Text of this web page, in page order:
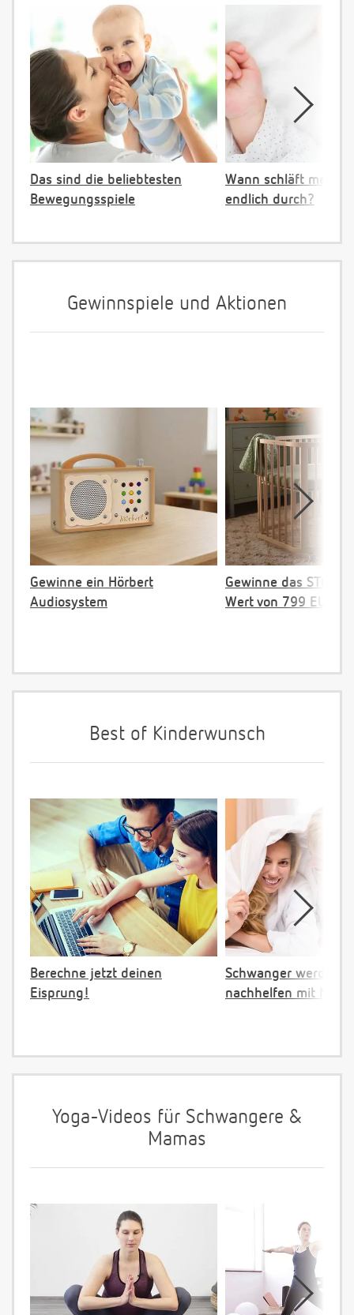
Das sind die beliebtesten
Bewegungsspiele
Wann schläft mein
endlich durch?
Gewinnspiele und Aktionen
Gewinne ein Hörbert
Audiosystem
Gewinne das
Wert von 799 EUR
Best of Kinderwunsch
Berechne jetzt deinen
Eisprung!
Schwanger werden:
nachhelfen mit NFP
Yoga-Videos für Schwangere &
Mamas